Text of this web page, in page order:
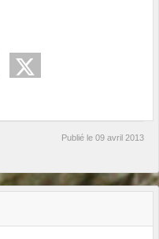
Publié le 09 avril 2013